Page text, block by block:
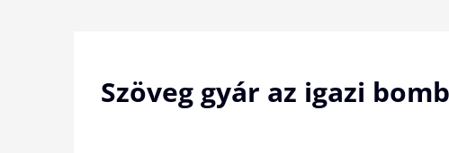
Szöveg gyár az igazi